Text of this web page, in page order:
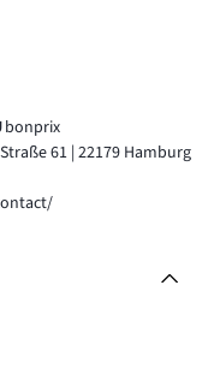
bonprix
61 | 22179 Hamburg